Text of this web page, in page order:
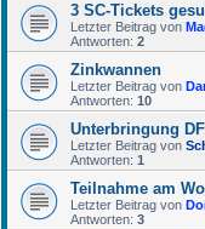
3 SC-Tickets
Letzter Beitrag von
Antworten: 2
Zinkwannen
Letzter Beitrag von
Antworten: 10
Unterbringung
Letzter Beitrag von
Antworten: 1
Teilnahme am
Letzter Beitrag von
Antworten: 3